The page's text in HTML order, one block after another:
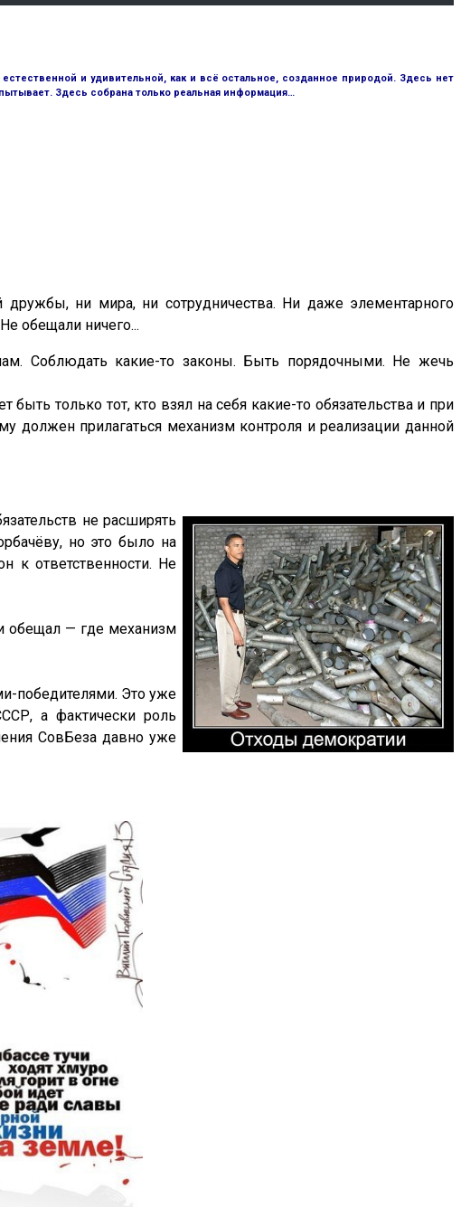
и удивительной, как и всё остальное, созданное природой. Здесь нет
Здесь собрана только реальная информация…
ни мира, ни сотрудничества. Ни даже элементарного
обещали ничего...
Соблюдать какие-то законы. Быть порядочными. Не жечь
только тот, кто взял на себя какие-то обязательства и при
должен прилагаться механизм контроля и реализации данной
не расширять
но это было на
к ответственности. Не
обещал — где механизм
победителями. Это уже
а фактически роль
СовБеза давно уже